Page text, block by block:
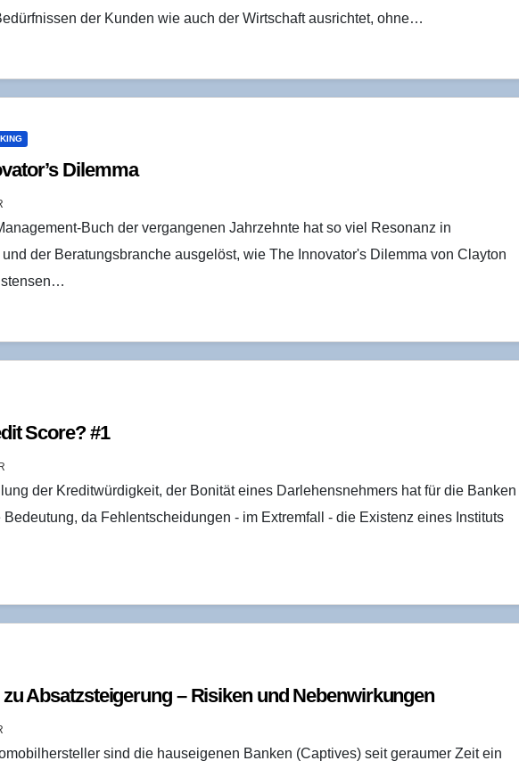
der Kunden wie auch der Wirtschaft ausrichtet, ohne…
Dilemma
Buch der vergangenen Jahrzehnte hat so viel Resonanz in
der Beratungsbranche ausgelöst, wie The Innovator's Dilemma von Clayton
Score? #1
der Kreditwürdigkeit, der Bonität eines Darlehensnehmers hat für die Banken
da Fehlentscheidungen - im Extremfall - die Existenz eines Instituts
Absatz­stei­ge­rung – Risi­ken und Nebenwirkungen
sind die hauseigenen Banken (Captives) seit geraumer Zeit ein